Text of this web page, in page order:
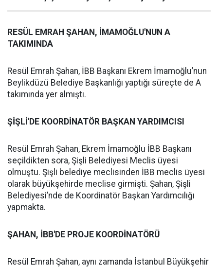
RESÜL EMRAH ŞAHAN, İMAMOĞLU'NUN A
TAKIMINDA
Resül Emrah Şahan, İBB Başkanı Ekrem İmamoğlu’nun
Beylikdüzü Belediye Başkanlığı yaptığı süreçte de A
takımında yer almıştı.
ŞİŞLİ'DE KOORDİNATÖR BAŞKAN YARDIMCISI
Resül Emrah Şahan, Ekrem İmamoğlu İBB Başkanı
seçildikten sora, Şişli Belediyesi Meclis üyesi
olmuştu. Şişli belediye meclisinden İBB meclis üyesi
olarak büyükşehirde meclise girmişti. Şahan, Şişli
Belediyesi’nde de Koordinatör Başkan Yardımcılığı
yapmakta.
ŞAHAN, İBB'DE PROJE KOORDİNATÖRÜ
Resül Emrah Şahan, aynı zamanda İstanbul Büyükşehir